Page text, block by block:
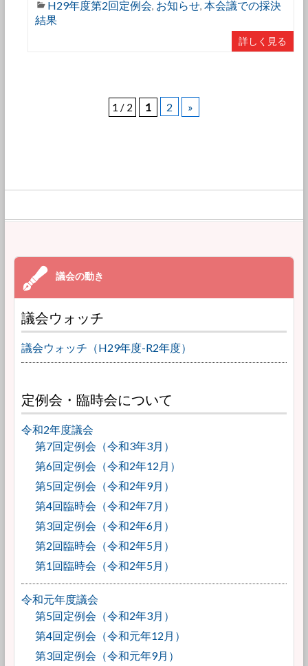
H29年度第2回定例会, お知らせ, 本会議での採決
結果
詳しく見る
1 / 2 1 2 »
議会ウォッチ
議会ウォッチ（H29年度-R2年度）
定例会・臨時会について
令和2年度議会
第7回定例会（令和3年3月）
第6回定例会（令和2年12月）
第5回定例会（令和2年9月）
第4回臨時会（令和2年7月）
第3回定例会（令和2年6月）
第2回臨時会（令和2年5月）
第1回臨時会（令和2年5月）
令和元年度議会
第5回定例会（令和2年3月）
第4回定例会（令和元年12月）
第3回定例会（令和元年9月）